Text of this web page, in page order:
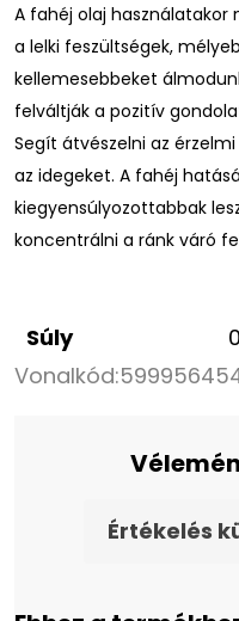
A fahéj olaj használatakor
a lelki feszültségek,
kellemesebbeket
felváltják a pozitív
Segít átvészelni az
az idegeket. A fahéj
kiegyensúlyozottabbak
koncentrálni a ránk váró
Súly
Vonalkód:
Értékelés